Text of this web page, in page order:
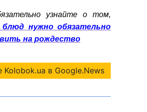
узнайте о том,
блюд нужно обязательно
на рождество
Kolobok.ua в Google.News